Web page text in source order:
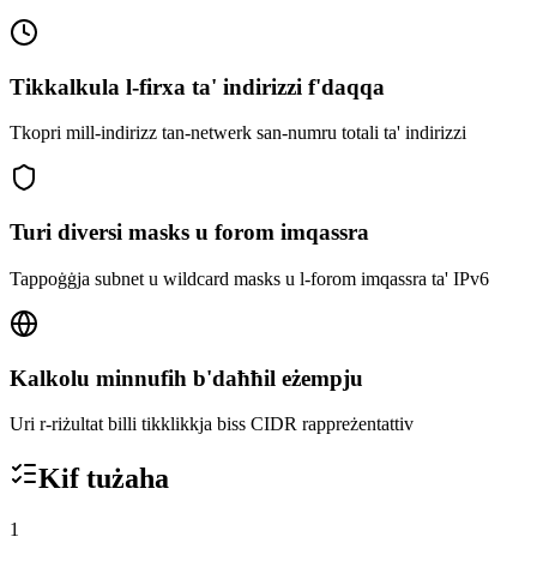
Tikkalkula l-firxa ta' indirizzi f'daqqa
Tkopri mill-indirizz tan-netwerk san-numru totali ta' indirizzi
Turi diversi masks u forom imqassra
Tappoġġja subnet u wildcard masks u l-forom imqassra ta' IPv6
Kalkolu minnufih b'daħħil eżempju
Uri r-riżultat billi tikklikkja biss CIDR rappreżentattiv
Kif tużaha
1